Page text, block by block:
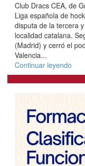
Club Dracs CEA, de
Liga española de
disputa de la tercera
localidad catalana.
(Madrid) y cerró el
Valencia...
Continuar leyendo